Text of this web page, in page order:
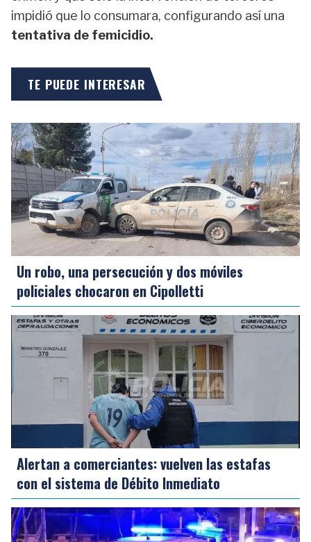
impidió que lo consumara, configurando así una
tentativa de femicidio.
TE PUEDE INTERESAR
Un robo, una persecución y dos móviles
policiales chocaron en Cipolletti
Alertan a comerciantes: vuelven las estafas
con el sistema de Débito Inmediato